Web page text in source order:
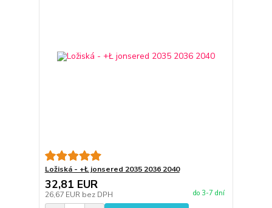
Ložiská - +Ł jonsered 2035 2036 2040
32,81 EUR
26,67 EUR bez DPH do 3-7 dní